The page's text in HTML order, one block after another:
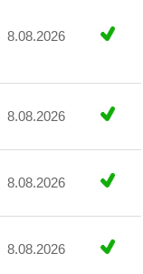
8.08.2026
8.08.2026
8.08.2026
8.08.2026